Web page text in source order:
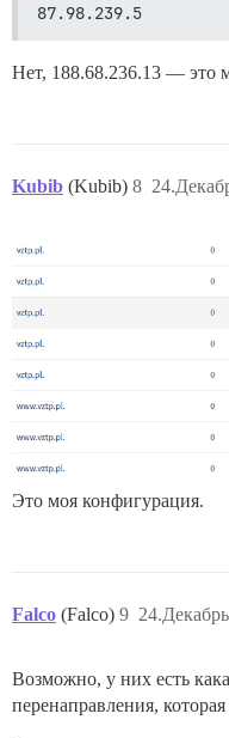
87.98.239.5
Нет, 188.68.236.13 — это
Kubib (Kubib) 8
Это моя конфигурация.
Falco (Falco) 9
Возможно, у них есть
перенаправления,